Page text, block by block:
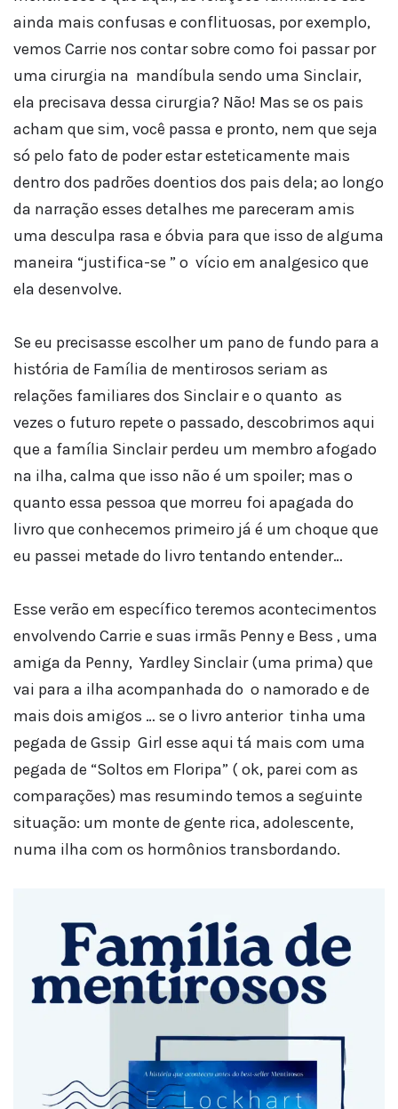
ainda mais confusas e conflituosas, por exemplo,
vemos Carrie nos contar sobre como foi passar por
uma cirurgia na mandíbula sendo uma Sinclair,
ela precisava dessa cirurgia? Não! Mas se os pais
acham que sim, você passa e pronto, nem que seja
só pelo fato de poder estar esteticamente mais
dentro dos padrões doentios dos pais dela; ao longo
da narração esses detalhes me pareceram amis
uma desculpa rasa e óbvia para que isso de alguma
maneira “justifica-se ” o vício em analgesico que
ela desenvolve.
Se eu precisasse escolher um pano de fundo para a
história de Família de mentirosos seriam as
relações familiares dos Sinclair e o quanto as
vezes o futuro repete o passado, descobrimos aqui
que a família Sinclair perdeu um membro afogado
na ilha, calma que isso não é um spoiler; mas o
quanto essa pessoa que morreu foi apagada do
livro que conhecemos primeiro já é um choque que
eu passei metade do livro tentando entender…
Esse verão em específico teremos acontecimentos
envolvendo Carrie e suas irmãs Penny e Bess , uma
amiga da Penny, Yardley Sinclair (uma prima) que
vai para a ilha acompanhada do o namorado e de
mais dois amigos … se o livro anterior tinha uma
pegada de Gssip Girl esse aqui tá mais com uma
pegada de “Soltos em Floripa” ( ok, parei com as
comparações) mas resumindo temos a seguinte
situação: um monte de gente rica, adolescente,
numa ilha com os hormônios transbordando.